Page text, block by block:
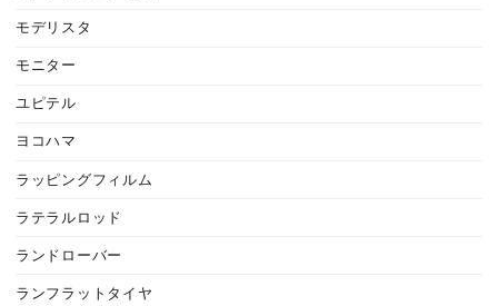
モデリスタ
モニター
ユピテル
ヨコハマ
ラッピングフィルム
ラテラルロッド
ランドローバー
ランフラットタイヤ